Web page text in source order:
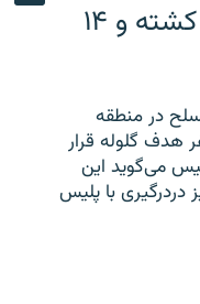
تیراندازی در تورنتو یک نفر کشته و ۱۴
در منطقه
تورنتو ،‌بزرگترین شهر کانادا،۱۴ نفر هدف گلوله قرار
می‌گوید این
با پلیس